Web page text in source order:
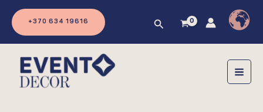
prie
turinio
+370 634 19616 Paieška